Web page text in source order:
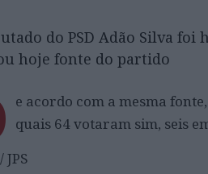
do PSD Adão Silva
hoje fonte do partido
e acordo com a mesma
quais 64 votaram sim, seis
JPS